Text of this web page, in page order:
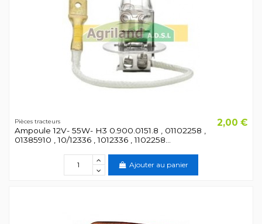
Pièces tracteurs
Ampoule 12V- 55W- H3 0.900.0151.8 , 01102258 ,
01385910 , 10/12336 , 1012336 , 1102258...
2,00 €
Ajouter au panier